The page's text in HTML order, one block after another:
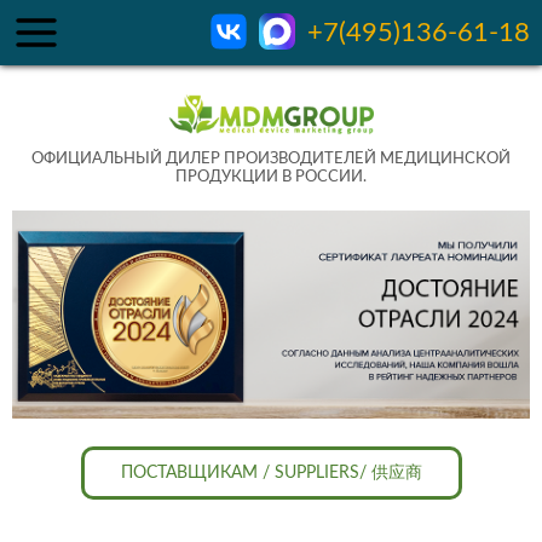
+7(495)136-61-18
ОФИЦИАЛЬНЫЙ ДИЛЕР ПРОИЗВОДИТЕЛЕЙ МЕДИЦИНСКОЙ
ПРОДУКЦИИ В РОССИИ.
ПОСТАВЩИКАМ / SUPPLIERS/ 供应商